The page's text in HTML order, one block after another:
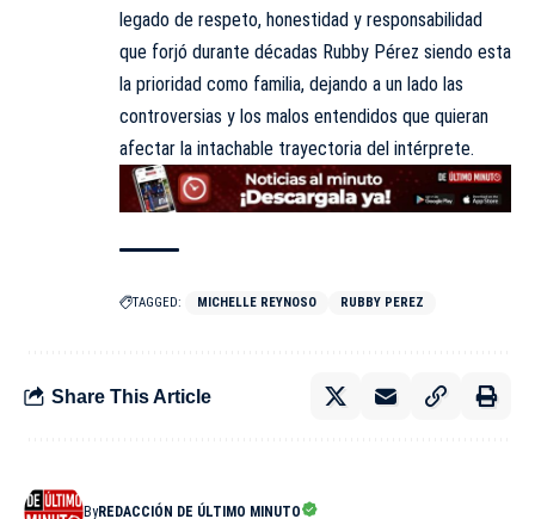
legado de respeto, honestidad y responsabilidad
que forjó durante décadas Rubby Pérez siendo esta
la prioridad como familia, dejando a un lado las
controversias y los malos entendidos que quieran
afectar la intachable trayectoria del intérprete.
TAGGED: MICHELLE REYNOSO RUBBY PEREZ
Share This Article
ByREDACCIÓN DE ÚLTIMO MINUTO